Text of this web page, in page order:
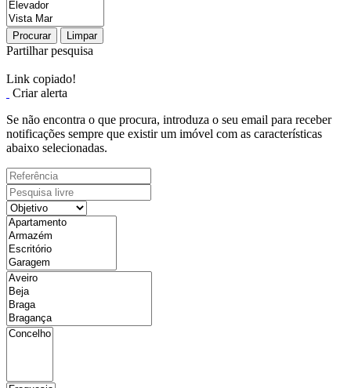
Procurar Limpar
Partilhar pesquisa
Link copiado!
Criar alerta
Se não encontra o que procura, introduza o seu email para receber
notificações sempre que existir um imóvel com as características
abaixo selecionadas.